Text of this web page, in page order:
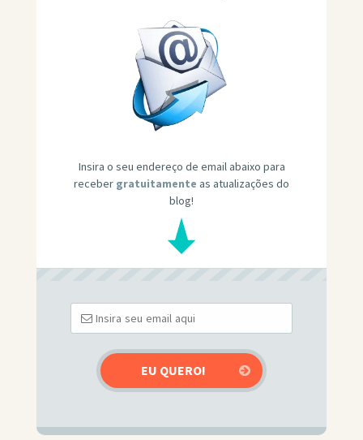
Insira o seu endereço de email abaixo para
receber gratuitamente as atualizações do
blog!